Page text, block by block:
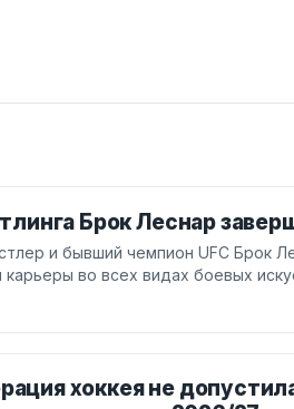
Брок Леснар
и бывший чемпион UFC Брок
во всех видах боевых
хоккея не